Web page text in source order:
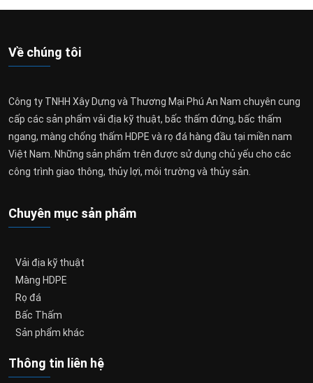
Về chúng tôi
Công ty TNHH Xây Dựng và Thương Mại Phú An Nam chuyên cung
cấp các sản phẩm vải địa kỹ thuật, bấc thấm đứng, bấc thấm
ngang, màng chống thấm HDPE và rọ đá hàng đầu tại miền nam
Việt Nam. Những sản phẩm trên được sử dụng chủ yếu cho các
công trình giao thông, thủy lợi, môi trường và thủy sản.
Chuyên mục sản phẩm
Vải địa kỹ thuật
Màng HDPE
Rọ đá
Bấc Thấm
Sản phẩm khác
Thông tin liên hệ